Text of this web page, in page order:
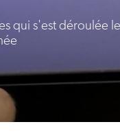
qui s'est déroulée